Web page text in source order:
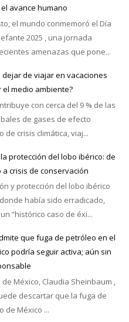
avance humano
el mundo conmemoró el Día
2025 , una jornada
amenazas que pone...
dejar de viajar en vacaciones
medio ambiente?
con cerca del 9 % de las
de gases de efecto
de crisis climática, viaj...
protección del lobo ibérico: de
crisis de conservación
y protección del lobo ibérico
había sido erradicado,
“histórico caso de éxi...
que fuga de petróleo en el
podría seguir activa; aún sin
México, Claudia Sheinbaum ,
descartar que la fuga de
de México ...